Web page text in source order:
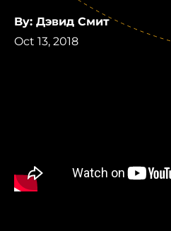
By: Дэвид Смит
Oct 13, 2018